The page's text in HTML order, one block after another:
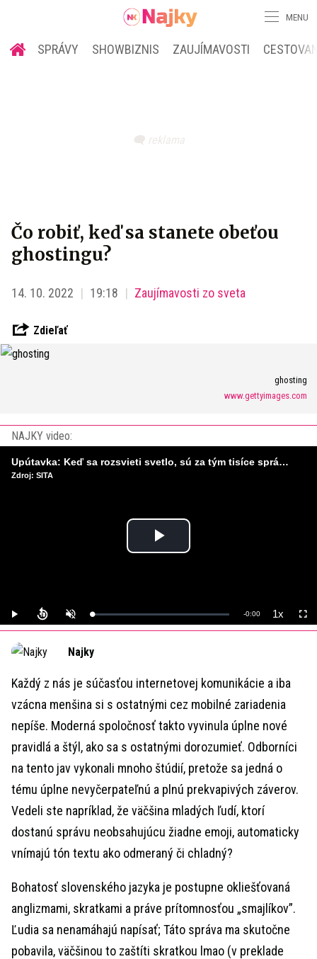
MENU
SPRÁVY SHOWBIZNIS ZAUJÍMAVOSTI
Čo robiť, keď sa stanete obeťou
ghostingu?
14. 10. 2022 19:18 Zaujímavosti zo sveta
Zdieľať
ghosting
www.gettyimages.com
NAJKY video:
Play
Play UnmuteLoaded:
0%
Remaining
-0:00 1xPlayback
Rate
Upútavka: Keď sa rozsvieti svetlo, sú za tým tisíce správnych rozhodnutí. Ako vzniká infraštruktúra, ktorú nevnímame?
Zdroj: SITA
Najky
Každý z nás je súčasťou internetovej komunikácie a iba
vzácna menšina si s ostatnými cez mobilné zariadenia
nepíše. Moderná spoločnosť takto vyvinula úplne nové
pravidlá a štýl, ako sa s ostatnými dorozumieť. Odborníci
na tento jav vykonali mnoho štúdií, pretože sa jedná o
tému úplne nevyčerpateľnú a plnú prekvapivých záverov.
Vedeli ste napríklad, že väčšina mladých ľudí, ktorí
dostanú správu neobsahujúcu žiadne emoji, automaticky
vnímajú tón textu ako odmeraný či chladný?
Bohatosť slovenského jazyka je postupne okliešťovaná
anglizmami, skratkami a práve prítomnosťou „smajlíkov”.
Ľudia sa nenamáhajú napísať; Táto správa ma skutočne
pobavila, väčšinou to zaštíti skratkou lmao (v preklade